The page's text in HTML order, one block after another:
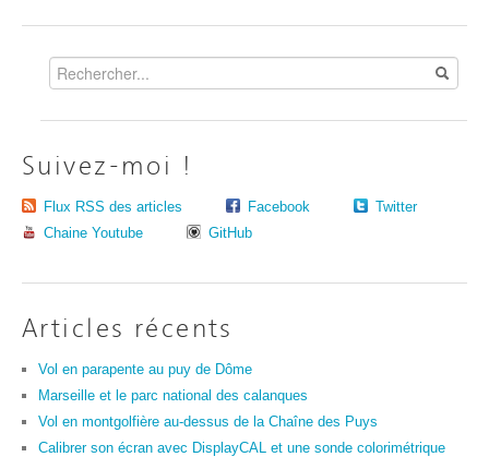
Suivez-moi !
Flux RSS des articles Facebook
Twitter
Chaine Youtube
GitHub
Articles récents
Vol en parapente au puy de Dôme
Marseille et le parc national des calanques
Vol en montgolfière au-dessus de la Chaîne des Puys
Calibrer son écran avec DisplayCAL et une sonde colorimétrique